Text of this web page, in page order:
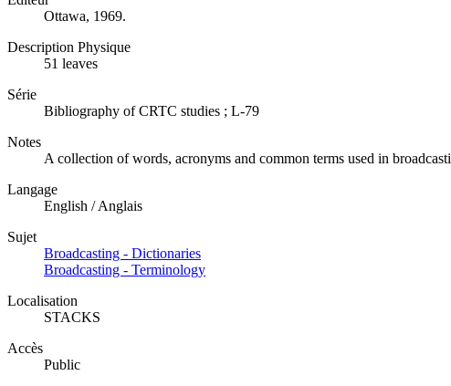
Ottawa, 1969.
Description Physique
51 leaves
Série
Bibliography of CRTC studies ; L-79
Notes
A collection of words, acronyms and common terms used in
Langage
English / Anglais
Sujet
Broadcasting - Dictionaries
Broadcasting - Terminology
Localisation
STACKS
Accès
Public